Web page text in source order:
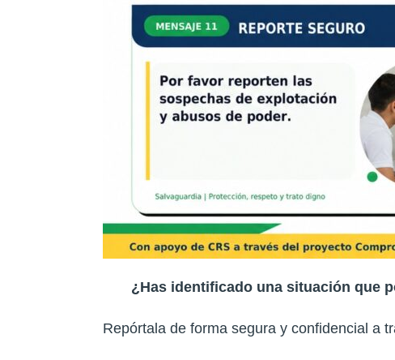
¿Has identificado una situación que
Repórtala de forma segura y confidencial a